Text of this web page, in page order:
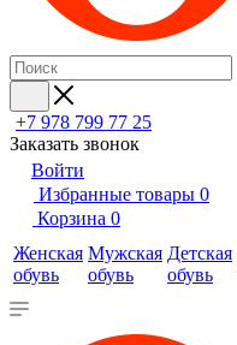
+7 978 799 77 25
Заказать звонок
Войти
Избранные товары 0
Корзина 0
Женская
обувь
Мужская
обувь
Детская
обувь